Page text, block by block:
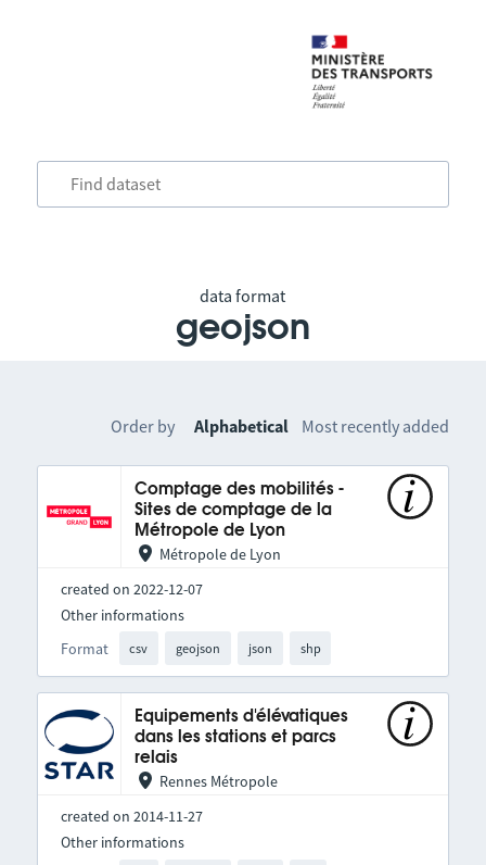
data format
geojson
Order by Alphabetical Most recently added
Comptage des mobilités -
Sites de comptage de la
Métropole de Lyon
Métropole de Lyon
created on 2022-12-07
Format csv geojson json shp
Other informations
Equipements d'élévatiques
dans les stations et parcs
relais
Rennes Métropole
created on 2014-11-27
Other informations